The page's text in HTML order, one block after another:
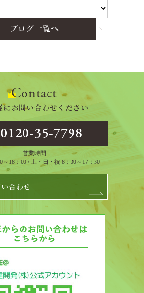
ブログ一覧へ
Contact
にお問い合わせください
0120-35-7798
営業時間
～18：00 / 土・日・祝 8：30～17：30
い合わせ